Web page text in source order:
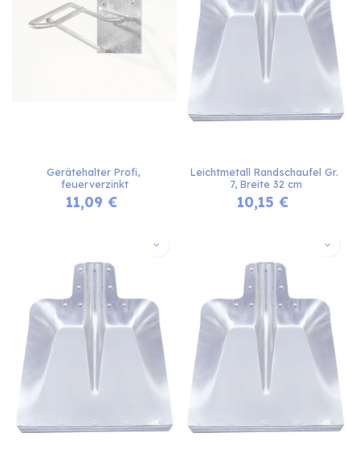
Gerätehalter Profi,
feuerverzinkt
11,09 €
Leichtmetall Randschaufel Gr.
7, Breite 32 cm
10,15 €